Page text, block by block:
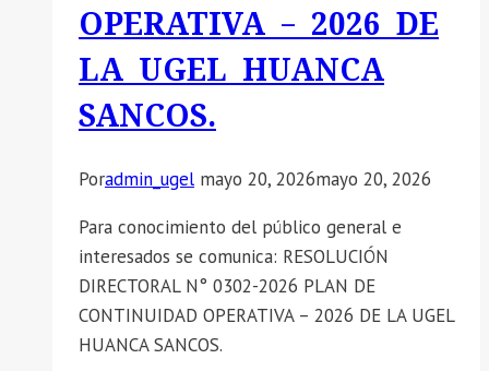
RECIBIR
Y
ATENDER
DENUNCIAS
FUNCIONARIOS
SERVIDORES
DE
LA
UGEL
HUANCA
OPERATIVA – 2026 DE
LA UGEL HUANCA
SANCOS.
Poradmin_ugel mayo 20, 2026mayo 20, 2026
Para conocimiento del público general e
interesados se comunica: RESOLUCIÓN
DIRECTORAL N° 0302-2026 PLAN DE
CONTINUIDAD OPERATIVA – 2026 DE LA UGEL
HUANCA SANCOS.